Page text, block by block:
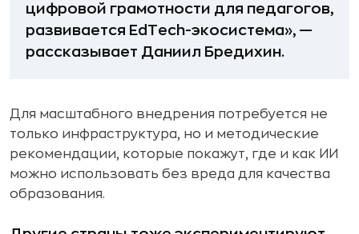
цифровой грамотности для педагогов,
развивается EdTech-экосистема», —
рассказывает Даниил Бредихин.
Для масштабного внедрения потребуется не
только инфраструктура, но и методические
рекомендации, которые покажут, где и как ИИ
можно использовать без вреда для качества
образования.